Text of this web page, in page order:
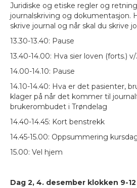
Juridiske og etiske regler og
journalskriving og dokumentasjon.
skrive journal og når skal du skrive
13.30-13.40: Pause
13.40-14.00: Hva sier loven (forts.)
14.00-14.10: Pause
14.10-14.40: Hva er det pasienter,
klager på når det kommer til
brukerombudet i Trøndelag
14.40-14.45: Kort benstrekk
14.45-15.00: Oppsummering
15.00: Vel hjem
Dag 2, 4. desember klokken 9-12